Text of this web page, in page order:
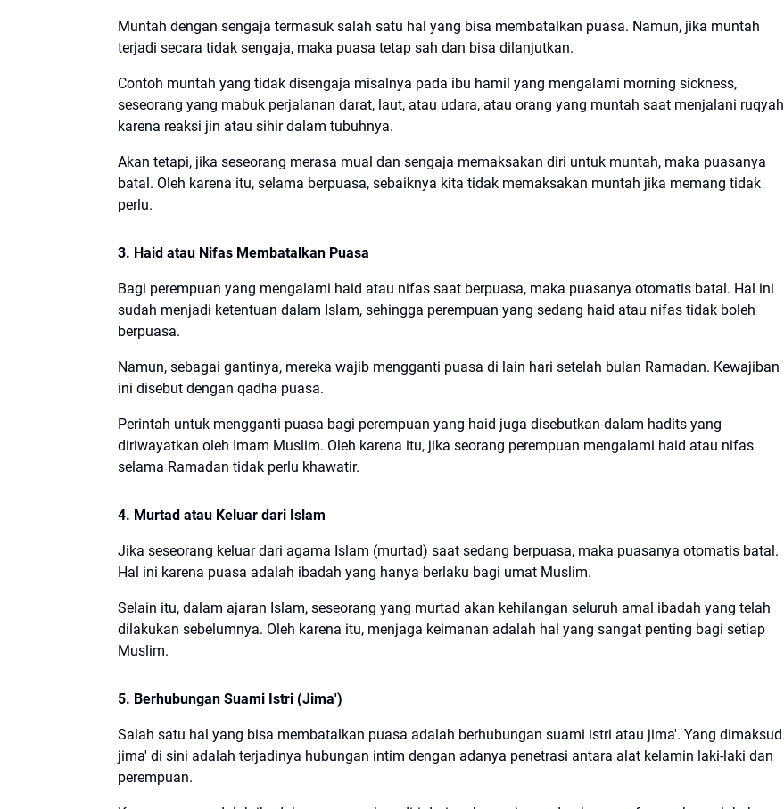
Muntah dengan sengaja termasuk salah satu hal yang bisa membatalkan puasa. Namun, jika muntah
terjadi secara tidak sengaja, maka puasa tetap sah dan bisa dilanjutkan.
Contoh muntah yang tidak disengaja misalnya pada ibu hamil yang mengalami morning sickness,
seseorang yang mabuk perjalanan darat, laut, atau udara, atau orang yang muntah saat menjalani ruqyah
karena reaksi jin atau sihir dalam tubuhnya.
Akan tetapi, jika seseorang merasa mual dan sengaja memaksakan diri untuk muntah, maka puasanya
batal. Oleh karena itu, selama berpuasa, sebaiknya kita tidak memaksakan muntah jika memang tidak
perlu.
3. Haid atau Nifas Membatalkan Puasa
Bagi perempuan yang mengalami haid atau nifas saat berpuasa, maka puasanya otomatis batal. Hal ini
sudah menjadi ketentuan dalam Islam, sehingga perempuan yang sedang haid atau nifas tidak boleh
berpuasa.
Namun, sebagai gantinya, mereka wajib mengganti puasa di lain hari setelah bulan Ramadan. Kewajiban
ini disebut dengan qadha puasa.
Perintah untuk mengganti puasa bagi perempuan yang haid juga disebutkan dalam hadits yang
diriwayatkan oleh Imam Muslim. Oleh karena itu, jika seorang perempuan mengalami haid atau nifas
selama Ramadan tidak perlu khawatir.
4. Murtad atau Keluar dari Islam
Jika seseorang keluar dari agama Islam (murtad) saat sedang berpuasa, maka puasanya otomatis batal.
Hal ini karena puasa adalah ibadah yang hanya berlaku bagi umat Muslim.
Selain itu, dalam ajaran Islam, seseorang yang murtad akan kehilangan seluruh amal ibadah yang telah
dilakukan sebelumnya. Oleh karena itu, menjaga keimanan adalah hal yang sangat penting bagi setiap
Muslim.
5. Berhubungan Suami Istri (Jima')
Salah satu hal yang bisa membatalkan puasa adalah berhubungan suami istri atau jima'. Yang dimaksud
jima' di sini adalah terjadinya hubungan intim dengan adanya penetrasi antara alat kelamin laki-laki dan
perempuan.